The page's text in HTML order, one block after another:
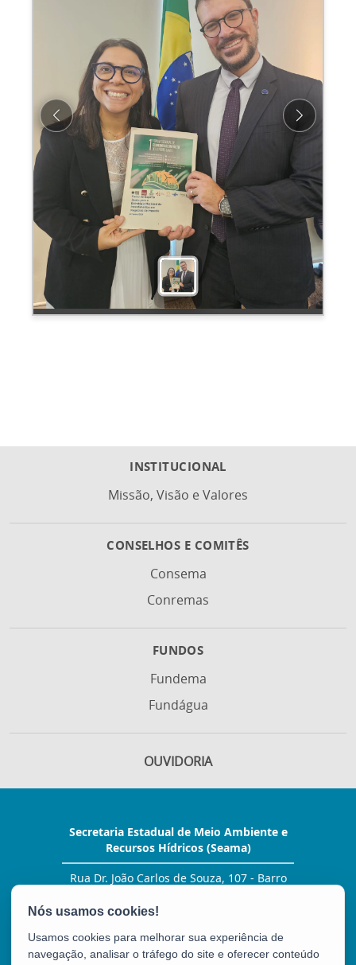
Previous Next
INSTITUCIONAL
Missão, Visão e Valores
CONSELHOS E COMITÊS
Consema
Conremas
FUNDOS
Fundema
Fundágua
OUVIDORIA
Secretaria Estadual de Meio Ambiente e
Recursos Hídricos (Seama)
Rua Dr. João Carlos de Souza, 107 - Barro
CEP: 29057-530 - Vitória / ES
E-mail:gabinete@seama.es.gov.br
Usamos cookies para melhorar sua experiência de
navegação, analisar o tráfego do site e oferecer conteúdo